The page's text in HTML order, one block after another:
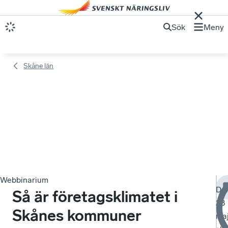
Sök Meny
Skåne län
Webbinarium
Så är företagsklimatet i
Skånes kommuner
28